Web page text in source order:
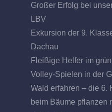
Großer Erfolg bei
LBV
Exkursion der 9.
Dachau
Fleißige Helfer im
Volley-Spielen in der
Wald erfahren – die 6.
beim Bäume pflanzen